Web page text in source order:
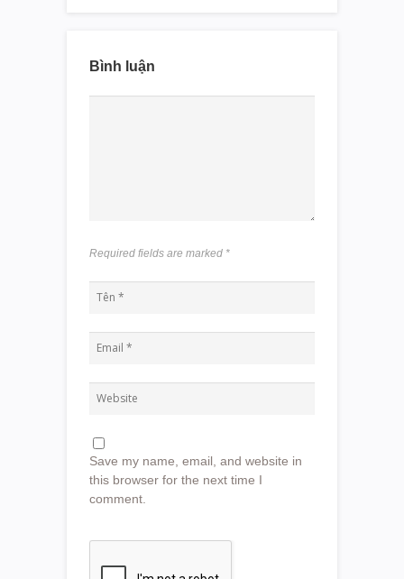
Bình luận
Required fields are marked *
Save my name, email, and website in
this browser for the next time I
comment.